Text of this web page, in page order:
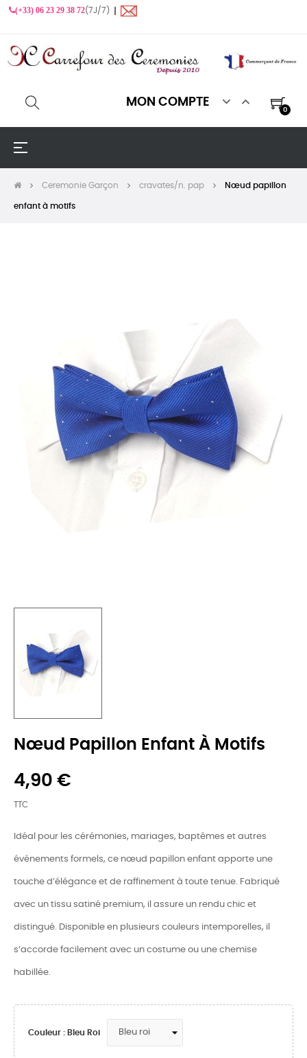
(+33) 06 23 29 38 72(7J/7) ❙
MON COMPTE  
0
Basculer
☰
Ceremonie Garçon cravates/n. pap Nœud papillon
enfant à motifs
Nœud Papillon Enfant À Motifs
4,90 €
TTC
Idéal pour les cérémonies, mariages, baptêmes et autres
événements formels, ce nœud papillon enfant apporte une
touche d’élégance et de raffinement à toute tenue. Fabriqué
avec un tissu satiné premium, il assure un rendu chic et
distingué. Disponible en plusieurs couleurs intemporelles, il
s’accorde facilement avec un costume ou une chemise
habillée.
Couleur : Bleu Roi